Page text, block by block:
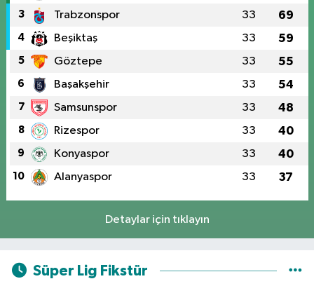
3 Trabzonspor 33 69
4 Beşiktaş 33 59
5 Göztepe 33 55
6 Başakşehir 33 54
7 Samsunspor 33 48
8 Rizespor 33 40
9 Konyaspor 33 40
10 Alanyaspor 33 37
Detaylar için tıklayın
Süper Lig Fikstür